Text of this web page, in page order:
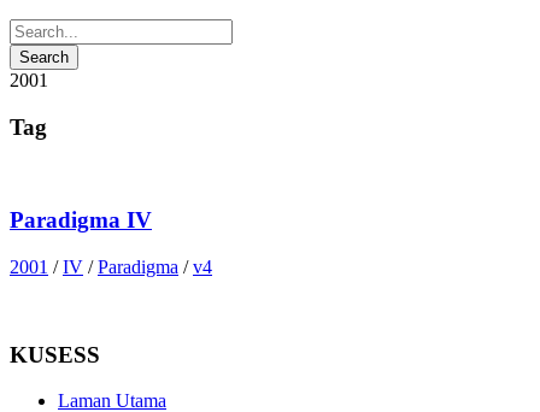
2001
Tag
Paradigma IV
2001 / IV / Paradigma / v4
KUSESS
Laman Utama